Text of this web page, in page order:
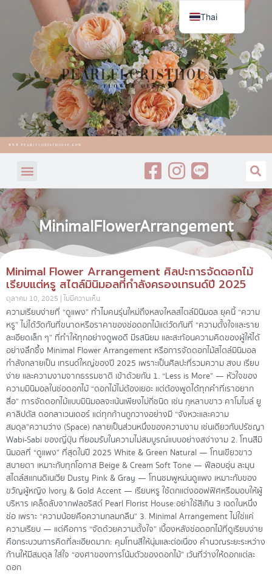
MinimalFlowerArrangement
Minimal Flower Arrangement ศิลปะการจัดดอกไม้
เรียบแต่หรู สไตล์มินิมอลที่กำลังครองเทรนด์ปี 2025
ตุลาคม 10, 2025 ไม่มีความเห็น
ความเรียบง่ายที่ “ดูแพง” ทำไมคนรุ่นใหม่ถึงหลงใหลสไตล์มินิมอล ยุคนี้ “ความ
หรู” ไม่ได้วัดกันที่ขนาดหรือราคาของช่อดอกไม้แต่วัดกันที่ “ความตั้งใจและราย
ละเอียดเล็ก ๆ” ที่ทำให้ทุกอย่างดูพอดี มีรสนิยม และสะท้อนความคิดของผู้ให้ได้
อย่างลึกซึ้ง Minimal Flower Arrangement หรือการจัดดอกไม้สไตล์มินิมอล
กำลังกลายเป็น เทรนด์ใหญ่ของปี 2025 เพราะเป็นศิลปะที่รวมความ สงบ เรียบ
ง่าย และความงามจากธรรมชาติ เข้าด้วยกัน 1. “Less is More” — หัวใจของ
ความมินิมอลในช่อดอกไม้ “ดอกไม้ไม่ต้องเยอะ แต่ต้องพูดได้ทุกคำที่เราอยาก
สื่อ” การจัดดอกไม้แบบมินิมอลจะเน้นเพียงไม่กี่ชนิด เช่น กุหลาบขาว คาโมไมล์ ยู
คาลิปตัส ดอกลาเวนเดอร์ แต่ทุกก้านถูกวางอย่างมี “จังหวะและความ
สมดุล”ความว่าง (Space) กลายเป็นส่วนหนึ่งของความงาม เช่นเดียวกับปรัชญา
Wabi-Sabi ของญี่ปุ่น ที่ยอมรับในความไม่สมบูรณ์แบบอย่างสง่างาม 2. โทนสีมิ
นิมอลที่ “ดูแพง” ที่สุดในปี 2025 White & Green Natural — โทนเขียวขาว
สบายตา เหมาะกับทุกโอกาส Beige & Cream Soft Tone — ฟีลอบอุ่น ละมุน
สไตล์สแกนดิเนเวีย Dusty Pink & Gray — โทนชมพูหม่นดูแพง เหมาะกับของ
ขวัญผู้หญิง Ivory & Gold Accent — เรียบหรู ใช้ตกแต่งออฟฟิศหรือมอบให้ผู้
บริหาร เคล็ดลับจากฟลอริสต์ Pearl Florist House:อย่าใช้สีเกิน 3 เฉดในหนึ่ง
ช่อ เพราะ “ความน้อยคือความกลมกลืน” 3. Minimal Arrangement ไม่ใช่แค่
ความเรียบ — แต่คือการ “จัดด้วยความตั้งใจ” เบื้องหลังช่อดอกไม้ที่ดูเรียบง่าย
คือกระบวนการคิดที่ละเอียดมาก: คุมโทนสีให้นุ่มและต่อเนื่อง คำนวณระยะระหว่าง
ก้านให้มีสมดุล ใส่ใจ “องศาของการโน้มตัวของดอกไม้” เว้นที่ว่างให้ดอกแต่ละ
ดอก
Thai
English